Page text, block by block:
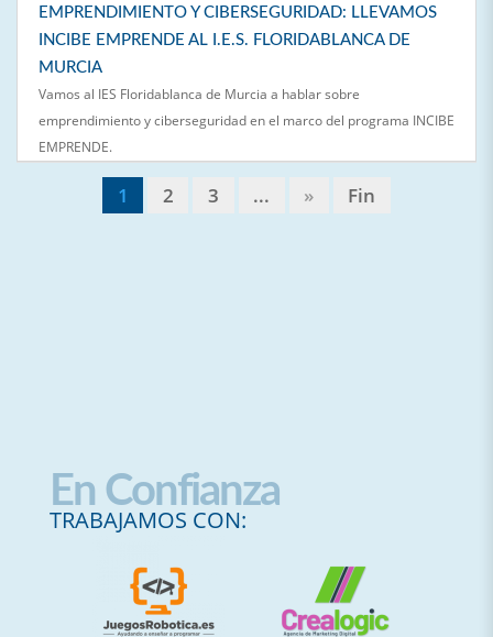
EMPRENDIMIENTO Y CIBERSEGURIDAD: LLEVAMOS
INCIBE EMPRENDE AL I.E.S. FLORIDABLANCA DE
MURCIA
Vamos al IES Floridablanca de Murcia a hablar sobre
emprendimiento y ciberseguridad en el marco del programa INCIBE
EMPRENDE.
1 2 3 ... » Fin
En Confianza
TRABAJAMOS CON: